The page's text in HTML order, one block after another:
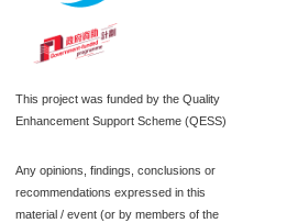
This project was funded by the Quality
Enhancement Support Scheme (QESS)
Any opinions, findings, conclusions or
recommendations expressed in this
material / event (or by members of the